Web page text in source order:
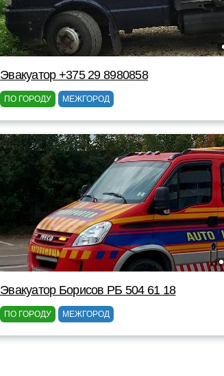
Эвакуатор +375 29 8980858
ПО ГОРОДУ МЕЖГОРОД
Эвакуатор Борисов РБ 504 61 18
ПО ГОРОДУ МЕЖГОРОД